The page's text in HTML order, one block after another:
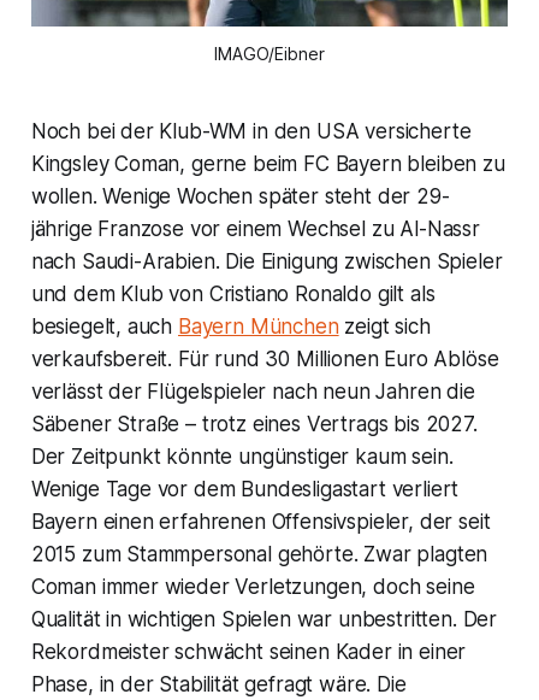
IMAGO/Eibner
Noch bei der Klub-WM in den USA versicherte
Kingsley Coman, gerne beim FC Bayern bleiben zu
wollen. Wenige Wochen später steht der 29-
jährige Franzose vor einem Wechsel zu Al-Nassr
nach Saudi-Arabien. Die Einigung zwischen Spieler
und dem Klub von Cristiano Ronaldo gilt als
besiegelt, auch Bayern Münchenzeigt sich
verkaufsbereit. Für rund 30 Millionen Euro Ablöse
verlässt der Flügelspieler nach neun Jahren die
Säbener Straße – trotz eines Vertrags bis 2027.
Der Zeitpunkt könnte ungünstiger kaum sein.
Wenige Tage vor dem Bundesligastart verliert
Bayern einen erfahrenen Offensivspieler, der seit
2015 zum Stammpersonal gehörte. Zwar plagten
Coman immer wieder Verletzungen, doch seine
Qualität in wichtigen Spielen war unbestritten. Der
Rekordmeister schwächt seinen Kader in einer
Phase, in der Stabilität gefragt wäre. Die